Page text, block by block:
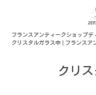
フランスアンティークショップ
クリスタルガラス中 | フランスア
クリ